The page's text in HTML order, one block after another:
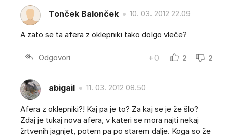
Tonček Balonček 10. 03. 2012 22.09
A zato se ta afera z oklepniki tako dolgo vleče?
Odgovori +0 2 2
abigail 11. 03. 2012 08.50
Afera z oklepniki?! Kaj pa je to? Za kaj se je že šlo?
Zdaj je tukaj nova afera, v kateri se mora najti nekaj
žrtvenih jagnjet, potem pa po starem dalje. Koga so že